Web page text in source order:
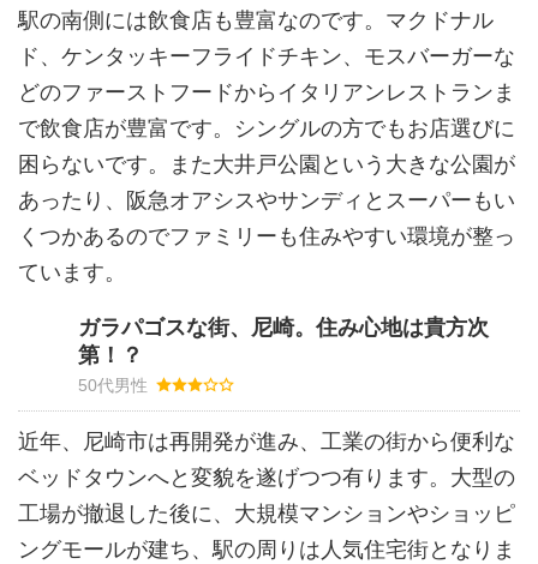
駅の南側には飲食店も豊富なのです。マクドナル
ド、ケンタッキーフライドチキン、モスバーガーな
どのファーストフードからイタリアンレストランま
で飲食店が豊富です。シングルの方でもお店選びに
困らないです。また大井戸公園という大きな公園が
あったり、阪急オアシスやサンディとスーパーもい
くつかあるのでファミリーも住みやすい環境が整っ
ています。
ガラパゴスな街、尼崎。住み心地は貴方次
第！？
50代男性
近年、尼崎市は再開発が進み、工業の街から便利な
ベッドタウンへと変貌を遂げつつ有ります。大型の
工場が撤退した後に、大規模マンションやショッピ
ングモールが建ち、駅の周りは人気住宅街となりま